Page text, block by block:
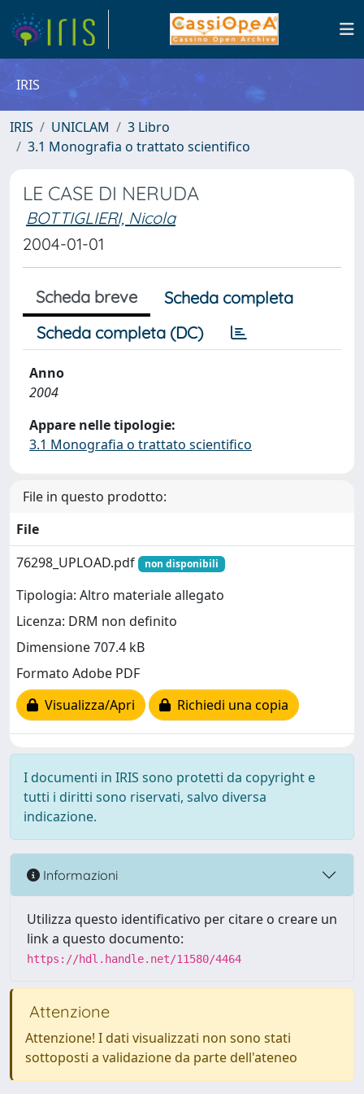
IRIS
IRIS UNICLAM
3 Libro
3.1 Monografia o trattato scientifico
LE CASE DI NERUDA
BOTTIGLIERI, Nicola
2004-01-01
Scheda breve
Scheda completa
Scheda completa (DC)
Anno
2004
Appare nelle tipologie:
3.1 Monografia o trattato scientifico
File in questo prodotto:
File
76298_UPLOAD.pdf
non disponibili
Tipologia: Altro materiale allegato
Licenza: DRM non definito
Dimensione 707.4 kB
Formato Adobe PDF
Visualizza/Apri
Richiedi una copia
I documenti in IRIS sono protetti da copyright e
tutti i diritti sono riservati, salvo diversa
indicazione.
Informazioni
Utilizza questo identificativo per citare o creare un
link a questo documento:
https://hdl.handle.net/11580/4464
Attenzione
Attenzione! I dati visualizzati non sono stati
sottoposti a validazione da parte dell'ateneo